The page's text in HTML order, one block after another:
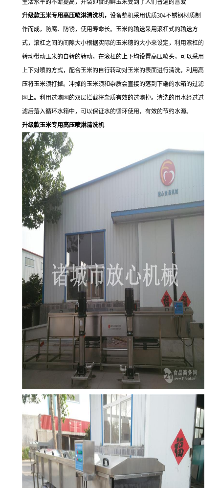
生活水平的不断提高，开袋即食的鲜玉米受到了人们普遍的喜爱
升级款玉米专用高压喷淋清洗机， 设备整机采用优质304不锈钢材质制
作而成，防腐、防锈，使用寿命长。玉米的输送采用滚杠式的输送方
式，滚杠之间的间隙大小根据实际的玉米穗的大小来设定，利用滚杠的
转动带动玉米的自转的转动，在滚杠的上下均设置高压喷头，可以采用
上下对喷的方式，配合玉米的自行转动对玉米的表面进行清洗，利用高
压将玉米须打掉。冲掉的玉米须和杂质会直接的落到下端的水箱的过滤
网上。利用过滤网的双层拦截将杂质有效的过滤掉。清洗的用水经过过
滤后落入循环水箱中，可以保证水的循环使用，有效的节约水源。
升级款玉米专用高压喷淋清洗机